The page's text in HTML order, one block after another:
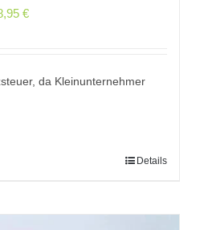
€Aktueller
8,95 €.
da Kleinunternehmer
Details